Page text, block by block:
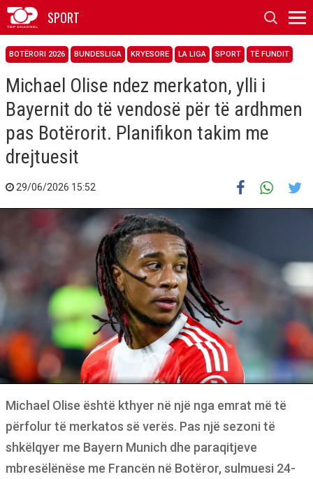
SPORT
BOTËRORI 2026 BUNDESLIGA KRYESORE LA LIGA SPORT TË FUNDIT
Michael Olise ndez merkaton, ylli i
Bayernit do të vendosë për të ardhmen
pas Botërorit. Planifikon takim me
drejtuesit
29/06/2026 15:52
Michael Olise është kthyer në një nga emrat më të
përfolur të merkatos së verës. Pas një sezoni të
shkëlqyer me Bayern Munich dhe paraqitjeve
mbresëlënëse me Francën në Botëror, sulmuesi 24-